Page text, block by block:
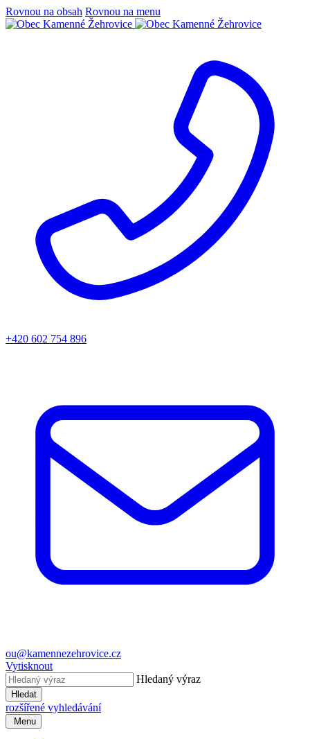
Rovnou na obsah Rovnou na menu
+420 602 754 896
ou@kamennezehrovice.cz
Vytisknout
Hledaný výraz
Hledat
rozšířené vyhledávání
Menu